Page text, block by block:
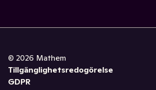
© 2026 Mathem
Tillgänglighetsredogörelse
GDPR